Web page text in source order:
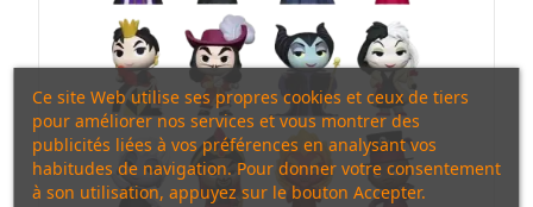
Ce site Web utilise ses propres cookies et ceux de tiers
pour améliorer nos services et vous montrer des
publicités liées à vos préférences en analysant vos
habitudes de navigation. Pour donner votre consentement
à son utilisation, appuyez sur le bouton Accepter.